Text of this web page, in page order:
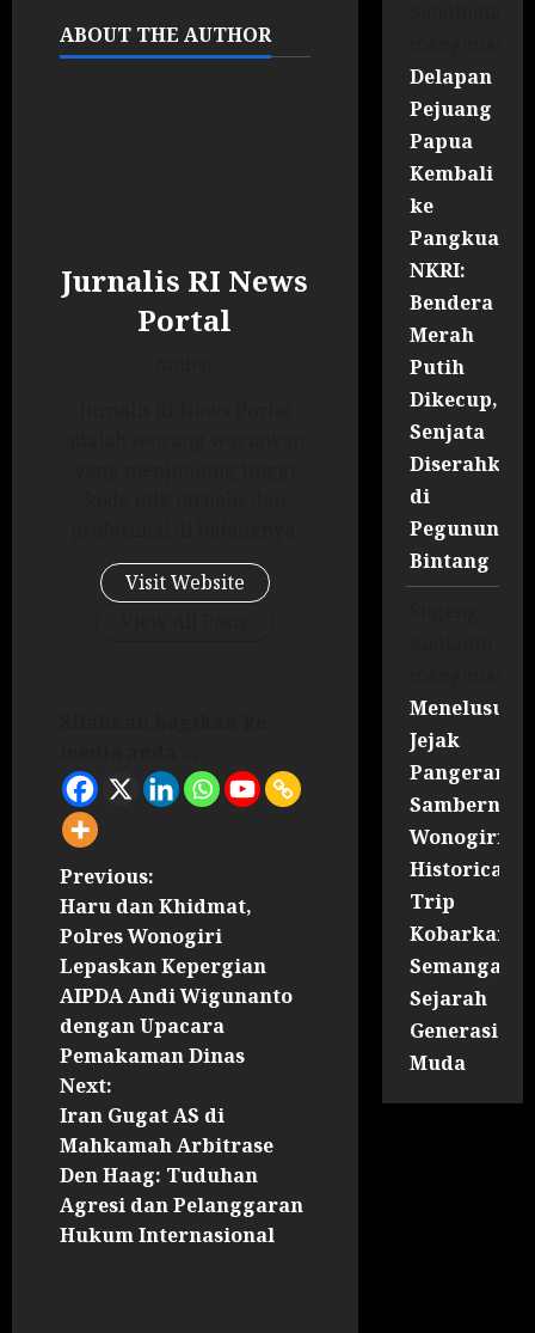
ABOUT THE AUTHOR
Jurnalis RI News
Portal
Visit Website
Previous:
Haru dan Khidmat,
Polres Wonogiri
Lepaskan Kepergian
AIPDA Andi Wigunanto
dengan Upacara
Pemakaman Dinas
Next:
Iran Gugat AS di
Mahkamah Arbitrase
Den Haag: Tuduhan
Agresi dan Pelanggaran
Hukum Internasional
Delapan
Pejuang
Papua
Kembali
ke
Pangkuan
NKRI:
Bendera
Merah
Putih
Dikecup,
Senjata
Diserahkan
di
Bintang
Menelusuri
Jejak
Pangeran
Wonogiri
Historical
Trip
Kobarkan
Semangat
Sejarah
Generasi
Muda